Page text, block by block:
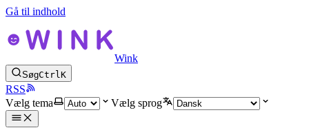
Gå til indhold
Wink
SøgCtrlK
RSS
Vælg tema
Vælg sprog